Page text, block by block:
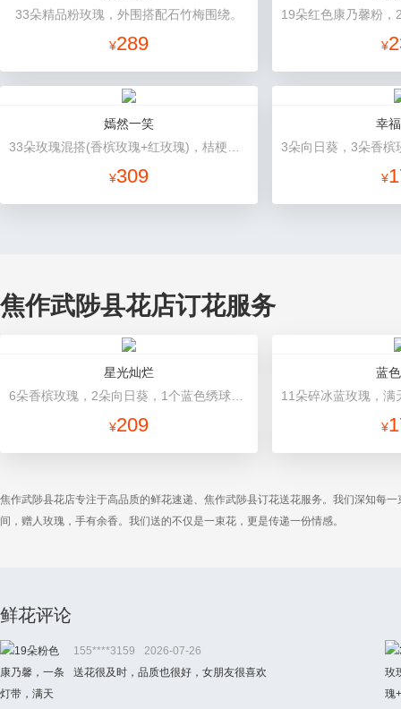
33朵精品粉玫瑰，外围搭配石竹梅围绕。
¥289 ¥
嫣然一笑
¥309
幸
3朵向日葵，3朵香槟
¥
焦作武陟县花店订花服务
星光灿烂
¥209
蓝
¥
焦作武陟县花店专注于高品质的鲜花速递、焦作武陟县订花送花服务。我们深知每
间，赠人玫瑰，手有余香。我们送的不仅是一束花，更是传递一份情感。
鲜花评论
155****3159
2026-07-26
送花很及时，品质也很好，女朋友很喜欢